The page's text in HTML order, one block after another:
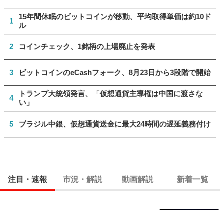
1
15年間休眠のビットコインが移動、平均取得単価は約10ド
ル
2 コインチェック、1銘柄の上場廃止を発表
3 ビットコインのeCashフォーク、8月23日から3段階で開始
4
トランプ大統領発言、「仮想通貨主導権は中国に渡さな
い」
5 ブラジル中銀、仮想通貨送金に最大24時間の遅延義務付け
注目・速報 市況・解説 動画解説 新着一覧